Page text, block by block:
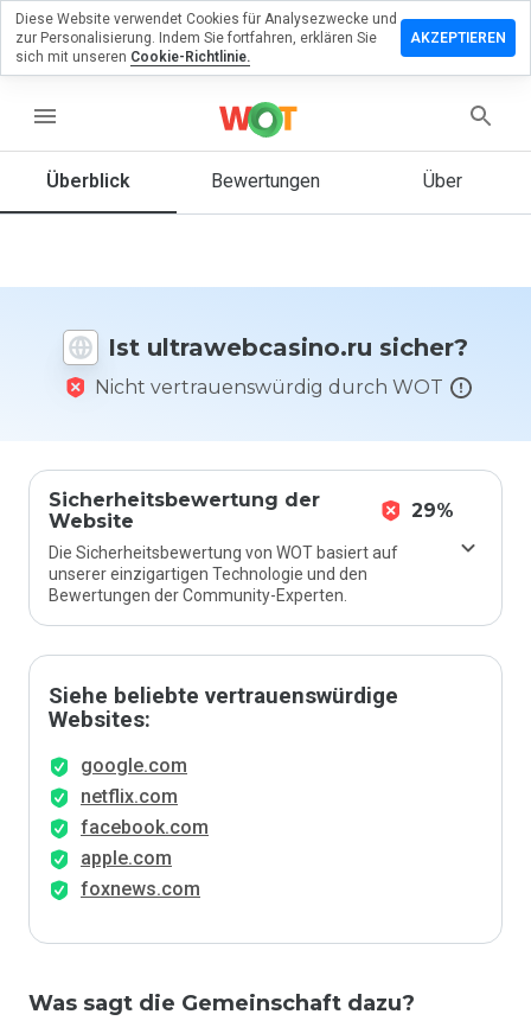
menu
Überblick Bewertungen Über
Ist ultrawebcasino.ru sicher?
Nicht vertrauenswürdig durch WOT
Sicherheitsbewertung der
Website
29%
Die Sicherheitsbewertung von WOT basiert auf
unserer einzigartigen Technologie und den
Bewertungen der Community-Experten.
Siehe beliebte vertrauenswürdige
Websites:
google.com
netflix.com
facebook.com
apple.com
foxnews.com
Was sagt die Gemeinschaft dazu?
Sie
Sie diese
auf einer
Skala von
1 bis 5
bewerten?
Diese Website verwendet Cookies für Analysezwecke und
zur Personalisierung. Indem Sie fortfahren, erklären Sie
sich mit unseren Cookie-Richtlinie.
AKZEPTIEREN